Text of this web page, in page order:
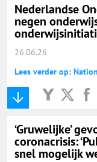
Nederlandse
negen
26.06.26
Lees verder op:
‘Gruwelijke’
coronacrisis:
snel mogelijk